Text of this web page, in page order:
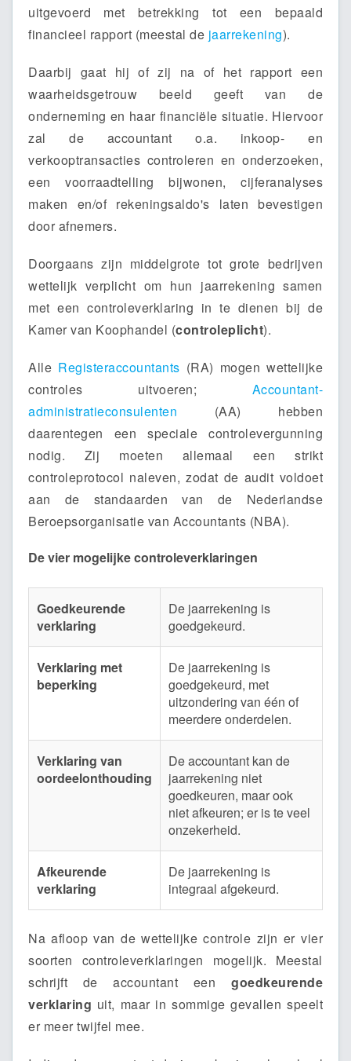
uitgevoerd met betrekking tot een bepaald
financieel rapport (meestal de jaarrekening).
Daarbij gaat hij of zij na of het rapport een
waarheidsgetrouw beeld geeft van de
onderneming en haar financiële situatie. Hiervoor
zal de accountant o.a. inkoop- en
verkooptransacties controleren en onderzoeken,
een voorraadtelling bijwonen, cijferanalyses
maken en/of rekeningsaldo's laten bevestigen
door afnemers.
Doorgaans zijn middelgrote tot grote bedrijven
wettelijk verplicht om hun jaarrekening samen
met een controleverklaring in te dienen bij de
Kamer van Koophandel (controleplicht).
Alle Registeraccountants (RA) mogen wettelijke
controles uitvoeren; Accountant-
administratieconsulenten (AA) hebben
daarentegen een speciale controlevergunning
nodig. Zij moeten allemaal een strikt
controleprotocol naleven, zodat de audit voldoet
aan de standaarden van de Nederlandse
Beroepsorganisatie van Accountants (NBA).
De vier mogelijke controleverklaringen
Goedkeurende
verklaring
De jaarrekening is
goedgekeurd.
Verklaring met
beperking
De jaarrekening is
goedgekeurd, met
uitzondering van één of
meerdere onderdelen.
Verklaring van
oordeelonthouding
De accountant kan de
jaarrekening niet
goedkeuren, maar ook
niet afkeuren; er is te veel
onzekerheid.
Afkeurende
verklaring
De jaarrekening is
integraal afgekeurd.
Na afloop van de wettelijke controle zijn er vier
soorten controleverklaringen mogelijk. Meestal
schrijft de accountant een goedkeurende
verklaring uit, maar in sommige gevallen speelt
er meer twijfel mee.